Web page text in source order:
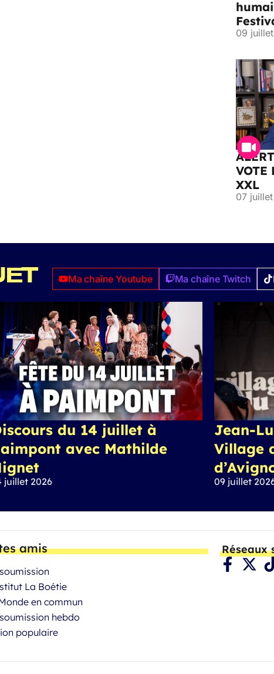
09
VOTE
XXL
07
Ma chaîne Youtube Ma chaîne Twitch
du 14 juillet à
avec Mathilde
juillet 2026
Jean-
Village
09 juillet
amis
La Boétie
en commun
hebdo
populaire
Réseaux